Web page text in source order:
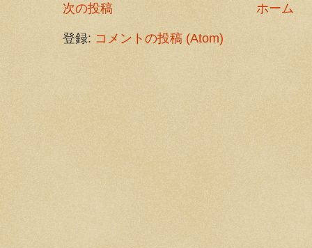
次の投稿 ホーム
登録: コメントの投稿 (Atom)